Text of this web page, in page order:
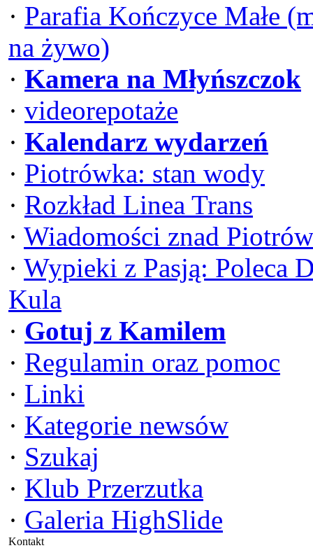
· Parafia Kończyce Małe
na żywo)
· Kamera na Młyńszczok
· videorepotaże
· Kalendarz wydarzeń
· Piotrówka: stan wody
· Rozkład Linea Trans
· Wiadomości znad
· Wypieki z Pasją: Poleca
Kula
· Gotuj z Kamilem
· Regulamin oraz pomoc
· Linki
· Kategorie newsów
· Szukaj
· Klub Przerzutka
· Galeria HighSlide
Kontakt